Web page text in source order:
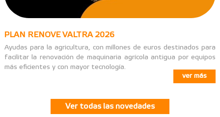
PLAN RENOVE VALTRA 2026
Ayudas para la agricultura, con millones de euros destinados para
facilitar la renovación de maquinaria agrícola antigua por equipos
más eficientes y con mayor tecnología.
ver más
Ver todas las novedades